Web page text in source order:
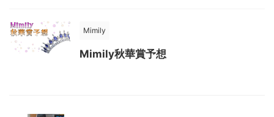
Mimily
Mimily秋華賞予想